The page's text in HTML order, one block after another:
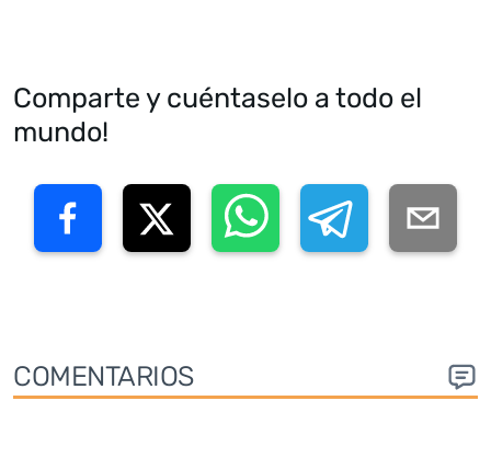
Comparte y cuéntaselo a todo el
mundo!
COMENTARIOS